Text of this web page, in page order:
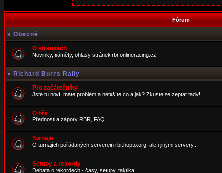
Fórum
» Obecné
O stránkách
Novinky, náměty, ohlasy stránek rbr.onlineracing.cz
» Richard Burns Rally
Pro začátečníky
Jste tu noví, máte problém a netušíte co a jak? Zkuste se zeptat tady!
O hře
Přednosti a zápory RBR, FAQ
Turnaje
O turnajích pořádaných serverem rbr.hopto.org, ale i jinými servery...
Setupy a rekordy
Debata o rekordech - časy, setupy, taktika